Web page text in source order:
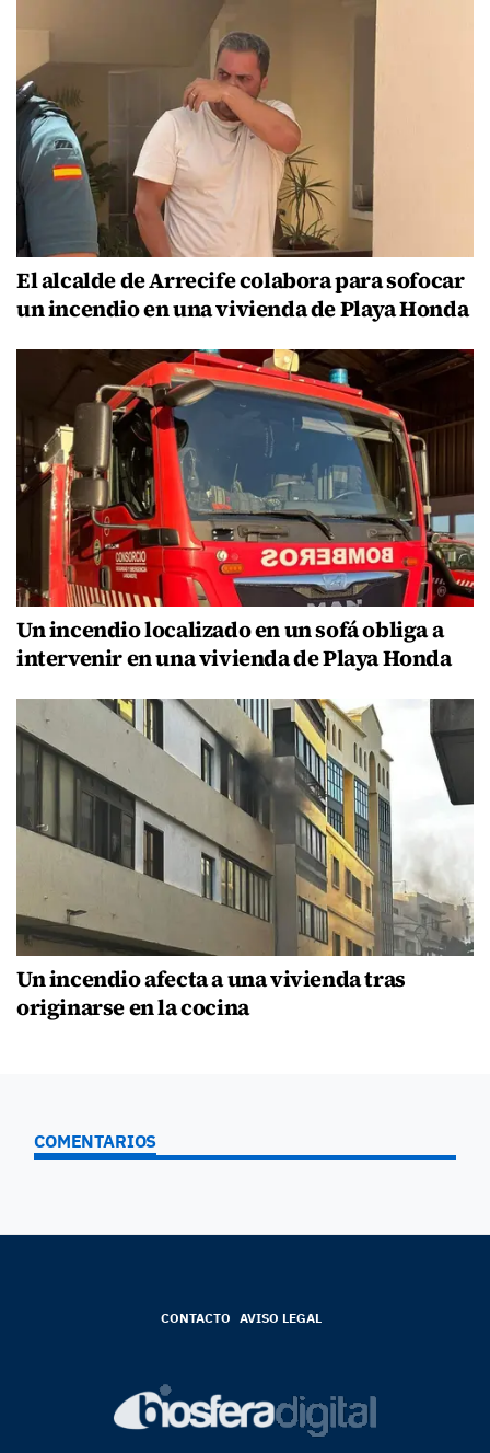
El alcalde de Arrecife colabora para sofocar
un incendio en una vivienda de Playa Honda
Un incendio localizado en un sofá obliga a
intervenir en una vivienda de Playa Honda
Un incendio afecta a una vivienda tras
originarse en la cocina
COMENTARIOS
CONTACTO AVISO LEGAL